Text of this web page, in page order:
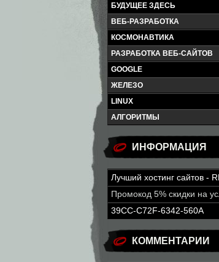
БУДУЩЕЕ ЗДЕСЬ
ВЕБ-РАЗРАБОТКА
КОСМОНАВТИКА
РАЗРАБОТКА ВЕБ-САЙТОВ
GOOGLE
ЖЕЛЕЗО
LINUX
АЛГОРИТМЫ
ИНФОРМАЦИЯ
Лучший хостинг сайтов -
Промокод 5% скидки на
39CC-C72F-6342-560A
КОММЕНТАРИИ